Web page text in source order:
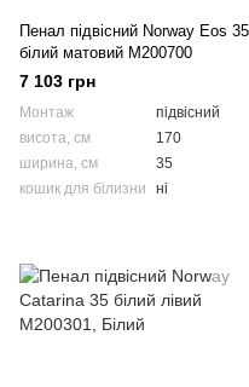
Пенал підвісний Norway Eos 35
білий матовий M200700
7 103 грн
Монтаж
підвісний
висота, см
170
ширина, см
35
кошик для білизни
ні